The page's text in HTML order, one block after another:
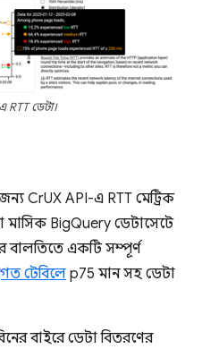
RTT ডেটা।
CrUX API-এ RTT মেট্রিক
মাসিক BigQuery ডেটাসেটে
বালতিতে একটি সম্পূর্ণ
টেবিলে p75 মান সহ ডেটা
বাইরে ডেটা বিতরণের